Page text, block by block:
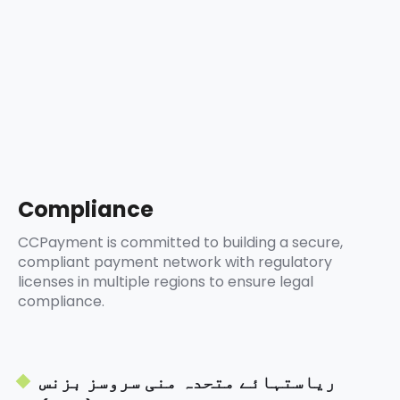
Compliance
CCPayment is committed to building a secure,
compliant payment network with regulatory
licenses in multiple regions to ensure legal
compliance.
ریاستہائے متحدہ منی سروسز بزنس